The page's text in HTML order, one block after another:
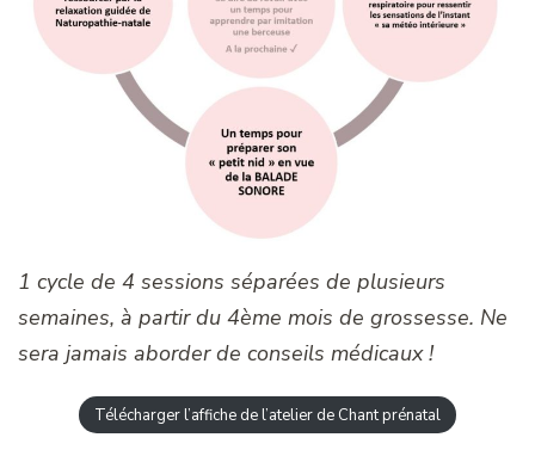
1 cycle de 4 sessions séparées de plusieurs
semaines, à partir du 4ème mois de grossesse. Ne
sera jamais aborder de conseils médicaux !
Télécharger l’affiche de l’atelier de Chant prénatal